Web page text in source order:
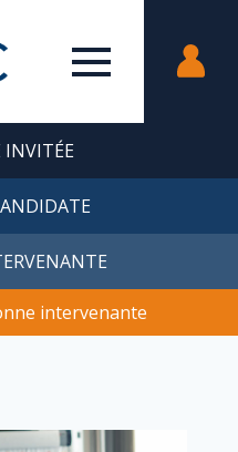
INVITÉE
intervenante